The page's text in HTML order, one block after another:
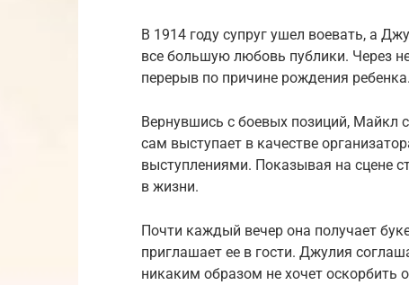
В 1914 году супруг ушел воевать, а
все большую любовь публики. Через
перерыв по причине рождения ребенка.
Вернувшись с боевых позиций, Майкл
сам выступает в качестве
выступлениями. Показывая на сцене
в жизни.
Почти каждый вечер она получает
приглашает ее в гости. Джулия
никаким образом не хочет оскорбить